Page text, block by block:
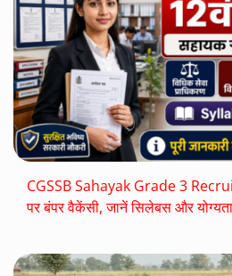
CGSSB Sahayak Grade 3
पर बंपर वैकेंसी, जानें सिलेबस और